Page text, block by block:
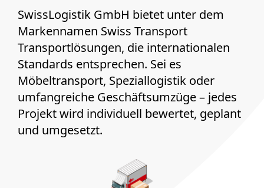
SwissLogistik GmbH bietet unter dem
Markennamen Swiss Transport
Transportlösungen, die internationalen
Standards entsprechen. Sei es
Möbeltransport, Speziallogistik oder
umfangreiche Geschäftsumzüge – jedes
Projekt wird individuell bewertet, geplant
und umgesetzt.